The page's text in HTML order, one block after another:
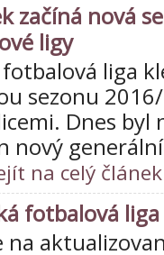
začíná nová
ligy
fotbalová liga
sezonu
Dnes byl
nový
na celý článek
fotbalová liga
na